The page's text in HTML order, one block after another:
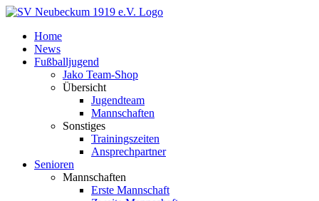
Zum
springenHome
News
Fußballjugend
Jako Team-Shop
Übersicht
Jugendteam
Mannschaften
Sonstiges
Trainingszeiten
Ansprechpartner
Senioren
Mannschaften
Erste Mannschaft